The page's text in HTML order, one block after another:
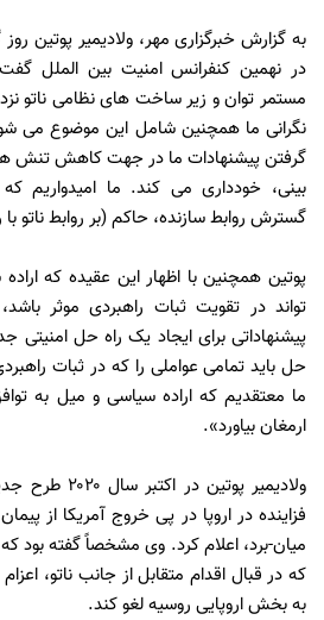
به گزارش خبرگزاری مهر، ولادیمیر پوتین
در نهمین کنفرانس امنیت بین الملل
مستمر توان و زیر ساخت های نظامی ناتو
نگرانی ما همچنین شامل این موضوع می
گرفتن پیشنهادات ما در جهت کاهش تنش
بینی، خودداری می کند. ما امیدواریم
گسترش روابط سازنده، حاکم (بر روابط ناتو
پوتین همچنین با اظهار این عقیده که
تواند در تقویت ثبات راهبردی موثر
پیشنهاداتی برای ایجاد یک راه حل امنیتی
حل باید تمامی عواملی را که در ثبات
ما معتقدیم که اراده سیاسی و میل به
ارمغان بیاورد».
ولادیمیر
فزاینده در اروپا در پی خروج آمریکا از
میان-برد، اعلام کرد. وی مشخصاً گفته بود
به بخش اروپایی روسیه لغو کند.